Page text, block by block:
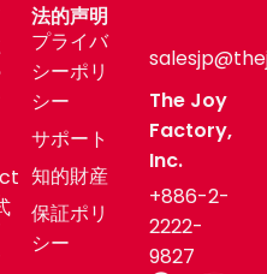
法的声明
プライバ
シーポリ
シー
サポート
知的財産
保証ポリ
シー
The Joy
Factory,
Inc.
+886-2-
2222-
9827